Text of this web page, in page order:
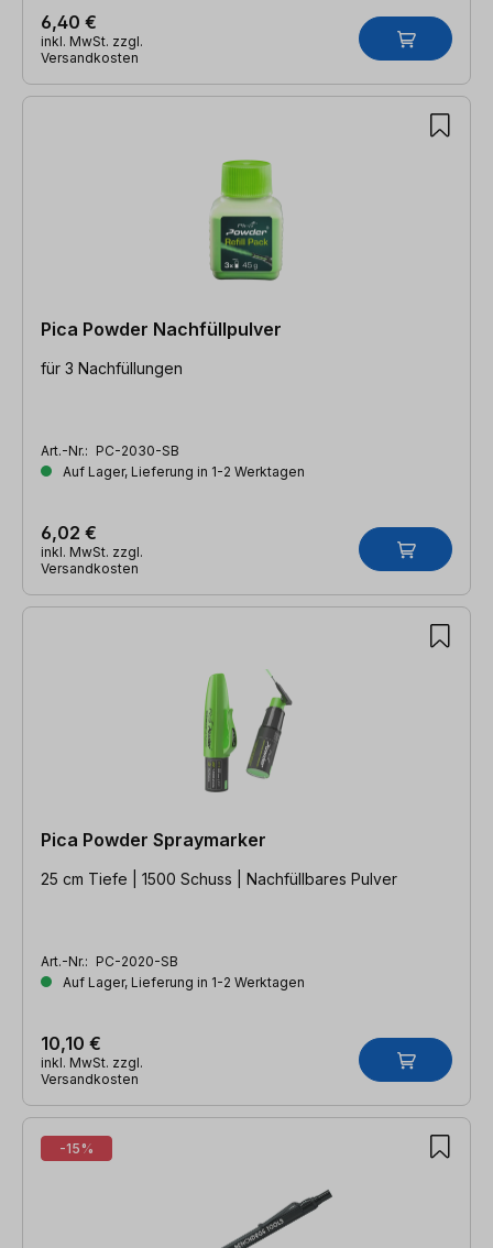
6,40 €
inkl. MwSt. zzgl.
Versandkosten
Pica Powder Nachfüllpulver
für 3 Nachfüllungen
Art.-Nr.: PC-2030-SB
Auf Lager, Lieferung in 1-2 Werktagen
6,02 €
inkl. MwSt. zzgl.
Versandkosten
Pica Powder Spraymarker
25 cm Tiefe | 1500 Schuss | Nachfüllbares Pulver
Art.-Nr.: PC-2020-SB
Auf Lager, Lieferung in 1-2 Werktagen
10,10 €
inkl. MwSt. zzgl.
Versandkosten
-15%